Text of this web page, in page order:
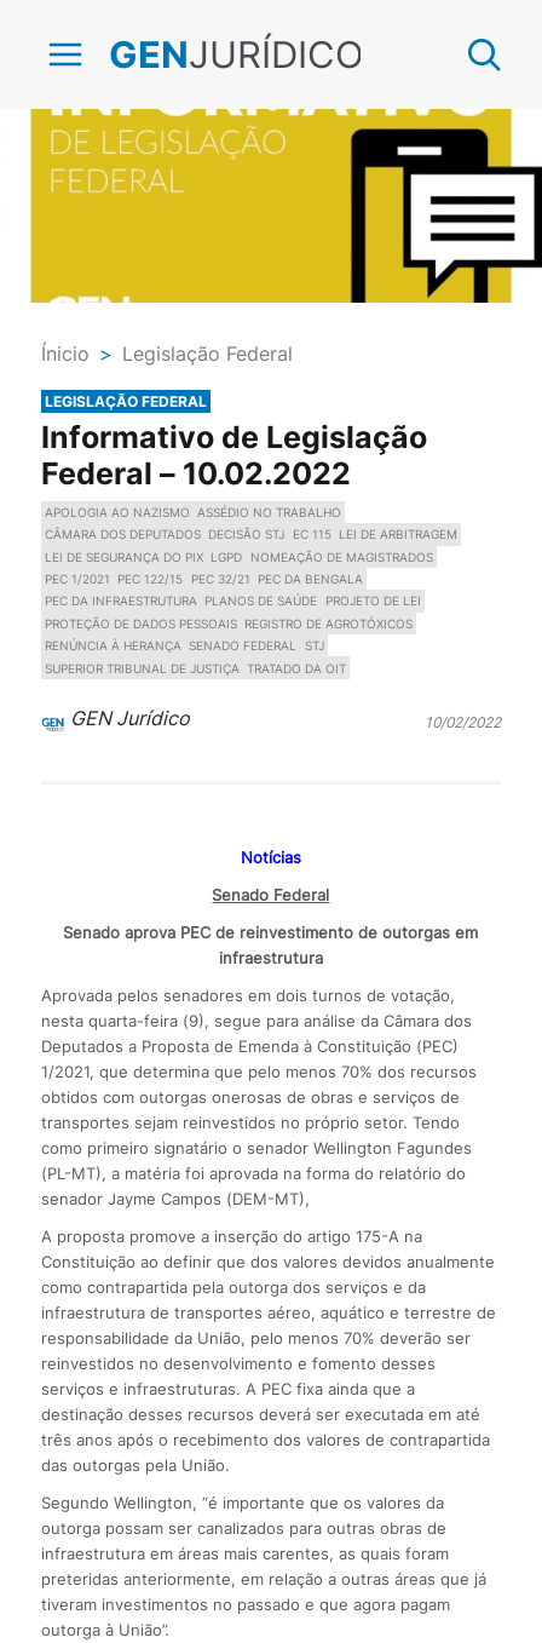
GENJURÍDICO
Ínicio > Legislação Federal
LEGISLAÇÃO FEDERAL
Informativo de Legislação
Federal – 10.02.2022
APOLOGIA AO NAZISMO
ASSÉDIO NO TRABALHO
CÂMARA DOS DEPUTADOS
DECISÃO STJ EC 115
LEI DE ARBITRAGEM
LEI DE SEGURANÇA DO PIX
LGPD
NOMEAÇÃO DE MAGISTRADOS
PEC 1/2021
PEC 122/15 PEC 32/21
PEC DA BENGALA
PEC DA INFRAESTRUTURA
PLANOS DE SAÚDE
PROJETO DE LEI
PROTEÇÃO DE DADOS PESSOAIS
REGISTRO DE AGROTÓXICOS
RENÚNCIA À HERANÇA SENADO FEDERAL
STJ
SUPERIOR TRIBUNAL DE JUSTIÇA TRATADO DA OIT
GEN Jurídico 10/02/2022
Notícias
Senado Federal
Senado aprova PEC de reinvestimento de outorgas em
infraestrutura
Aprovada pelos senadores em dois turnos de votação,
nesta quarta-feira (9), segue para análise da Câmara dos
Deputados a Proposta de Emenda à Constituição (PEC)
1/2021, que determina que pelo menos 70% dos recursos
obtidos com outorgas onerosas de obras e serviços de
transportes sejam reinvestidos no próprio setor. Tendo
como primeiro signatário o senador Wellington Fagundes
(PL-MT), a matéria foi aprovada na forma do relatório do
senador Jayme Campos (DEM-MT),
A proposta promove a inserção do artigo 175-A na
Constituição ao definir que dos valores devidos anualmente
como contrapartida pela outorga dos serviços e da
infraestrutura de transportes aéreo, aquático e terrestre de
responsabilidade da União, pelo menos 70% deverão ser
reinvestidos no desenvolvimento e fomento desses
serviços e infraestruturas. A PEC fixa ainda que a
destinação desses recursos deverá ser executada em até
três anos após o recebimento dos valores de contrapartida
das outorgas pela União.
Segundo Wellington, “é importante que os valores da
outorga possam ser canalizados para outras obras de
infraestrutura em áreas mais carentes, as quais foram
preteridas anteriormente, em relação a outras áreas que já
tiveram investimentos no passado e que agora pagam
outorga à União”.